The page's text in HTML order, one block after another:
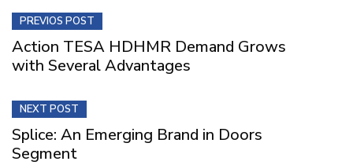
PREVIOS POST
Action TESA HDHMR Demand Grows
with Several Advantages
NEXT POST
Splice: An Emerging Brand in Doors
Segment